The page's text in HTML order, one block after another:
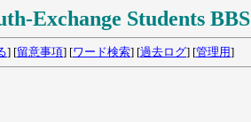
Exchange Students BBS
] [留意事項] [ワード検索] [過去ログ] [管理用]